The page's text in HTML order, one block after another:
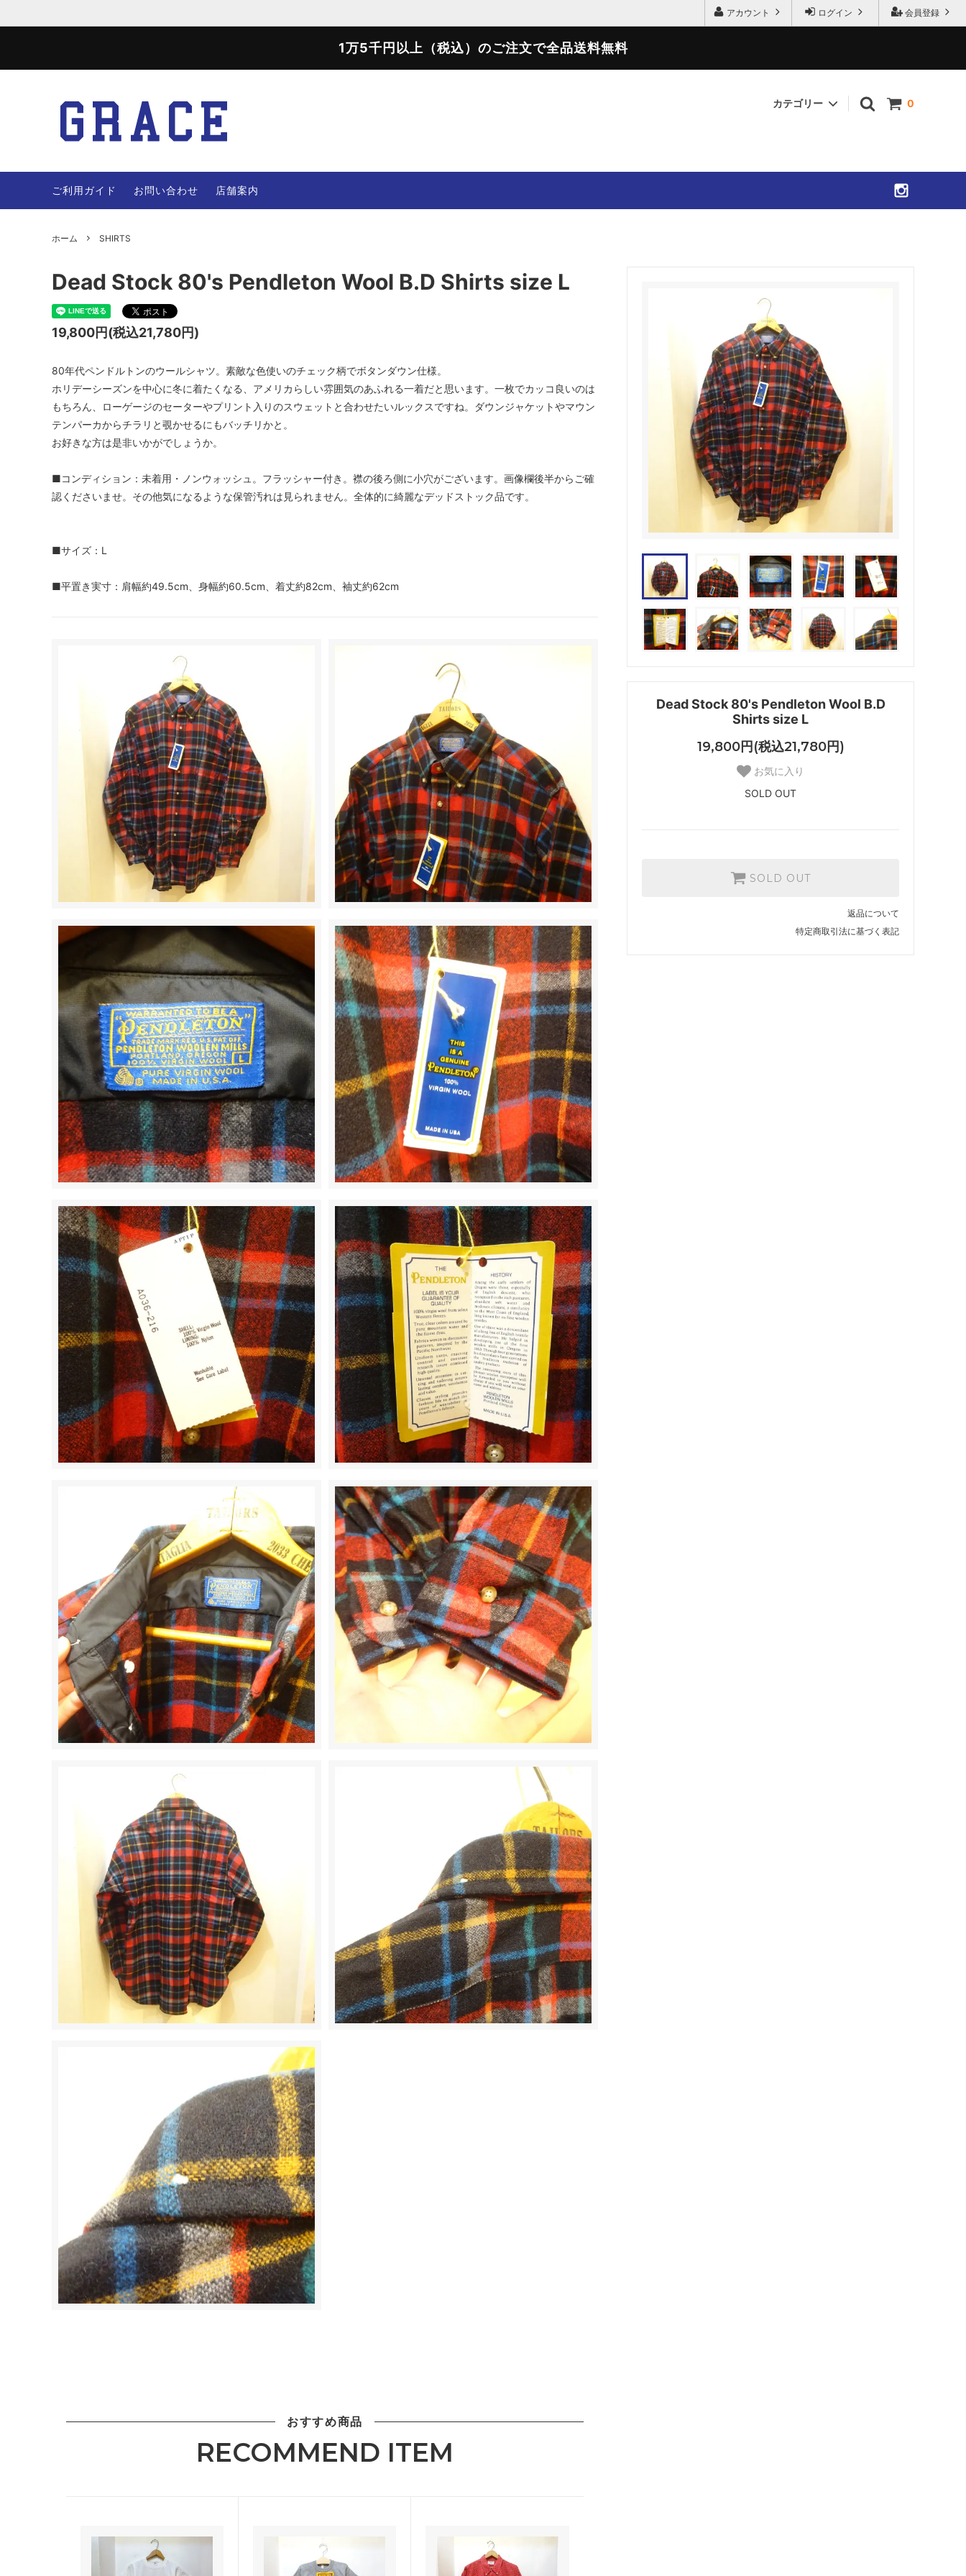
会員登録
ログイン
アカウント
1万5千円以上（税込）のご注文で全品送料無料
0
カテゴリー
OTHERS BAG SHOES SOLD OUT
ご利用ガイド お問い合わせ 店舗案内
ホーム SHIRTS
Dead Stock 80's Pendleton Wool B.D
Shirts size L
19,800円(税込21,780円)
お気に入り
SOLD OUT
SOLD OUT
返品について
特定商取引法に基づく表記
Dead Stock 80's Pendleton Wool B.D Shirts size L
19,800円(税込21,780円)
80年代ペンドルトンのウールシャツ。素敵な色使いのチェック柄でボタンダウン仕様。
ホリデーシーズンを中心に冬に着たくなる、アメリカらしい雰囲気のあふれる一着だと思います。一枚でカッコ良いのは
もちろん、ローゲージのセーターやプリント入りのスウェットと合わせたいルックスですね。ダウンジャケットやマウン
テンパーカからチラリと覗かせるにもバッチリかと。
お好きな方は是非いかがでしょうか。
■コンディション：未着用・ノンウォッシュ。フラッシャー付き。襟の後ろ側に小穴がございます。画像欄後半からご確
認くださいませ。その他気になるような保管汚れは見られません。全体的に綺麗なデッドストック品です。
■サイズ：L
■平置き実寸：肩幅約49.5cm、身幅約60.5cm、着丈約82cm、袖丈約62cm
おすすめ商品
RECOMMEND ITEM